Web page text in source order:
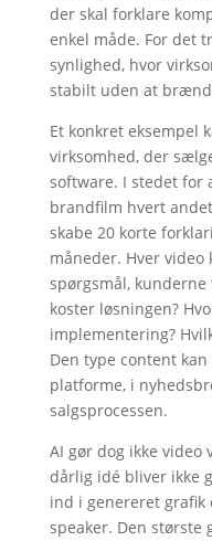
der skal forklare
enkel måde. For det
synlighed, hvor
stabilt uden at
Et konkret eksempel
virksomhed, der
software. I stedet for
brandfilm hvert
skabe 20 korte
måneder. Hver video
spørgsmål,
koster løsningen?
implementering?
Den type content
platforme, i
salgsprocessen.
AI gør dog ikke
dårlig idé bliver ikke
ind i genereret grafik
speaker. Den største